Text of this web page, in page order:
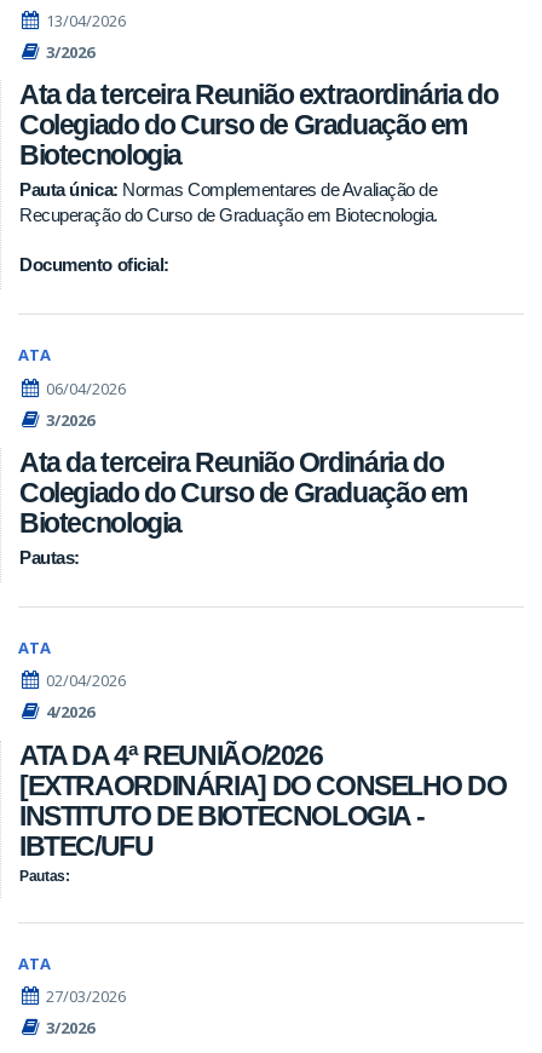
13/04/2026
3/2026
Ata da terceira Reunião extraordinária do
Colegiado do Curso de Graduação em
Biotecnologia
Pauta única: Normas Complementares de Avaliação de
Recuperação do Curso de Graduação em Biotecnologia.
Documento oficial:
ATA
06/04/2026
3/2026
Ata da terceira Reunião Ordinária do
Colegiado do Curso de Graduação em
Biotecnologia
Pautas:
ATA
02/04/2026
4/2026
ATA DA 4ª REUNIÃO/2026
[EXTRAORDINÁRIA] DO CONSELHO DO
INSTITUTO DE BIOTECNOLOGIA -
IBTEC/UFU
Pautas:
ATA
27/03/2026
3/2026